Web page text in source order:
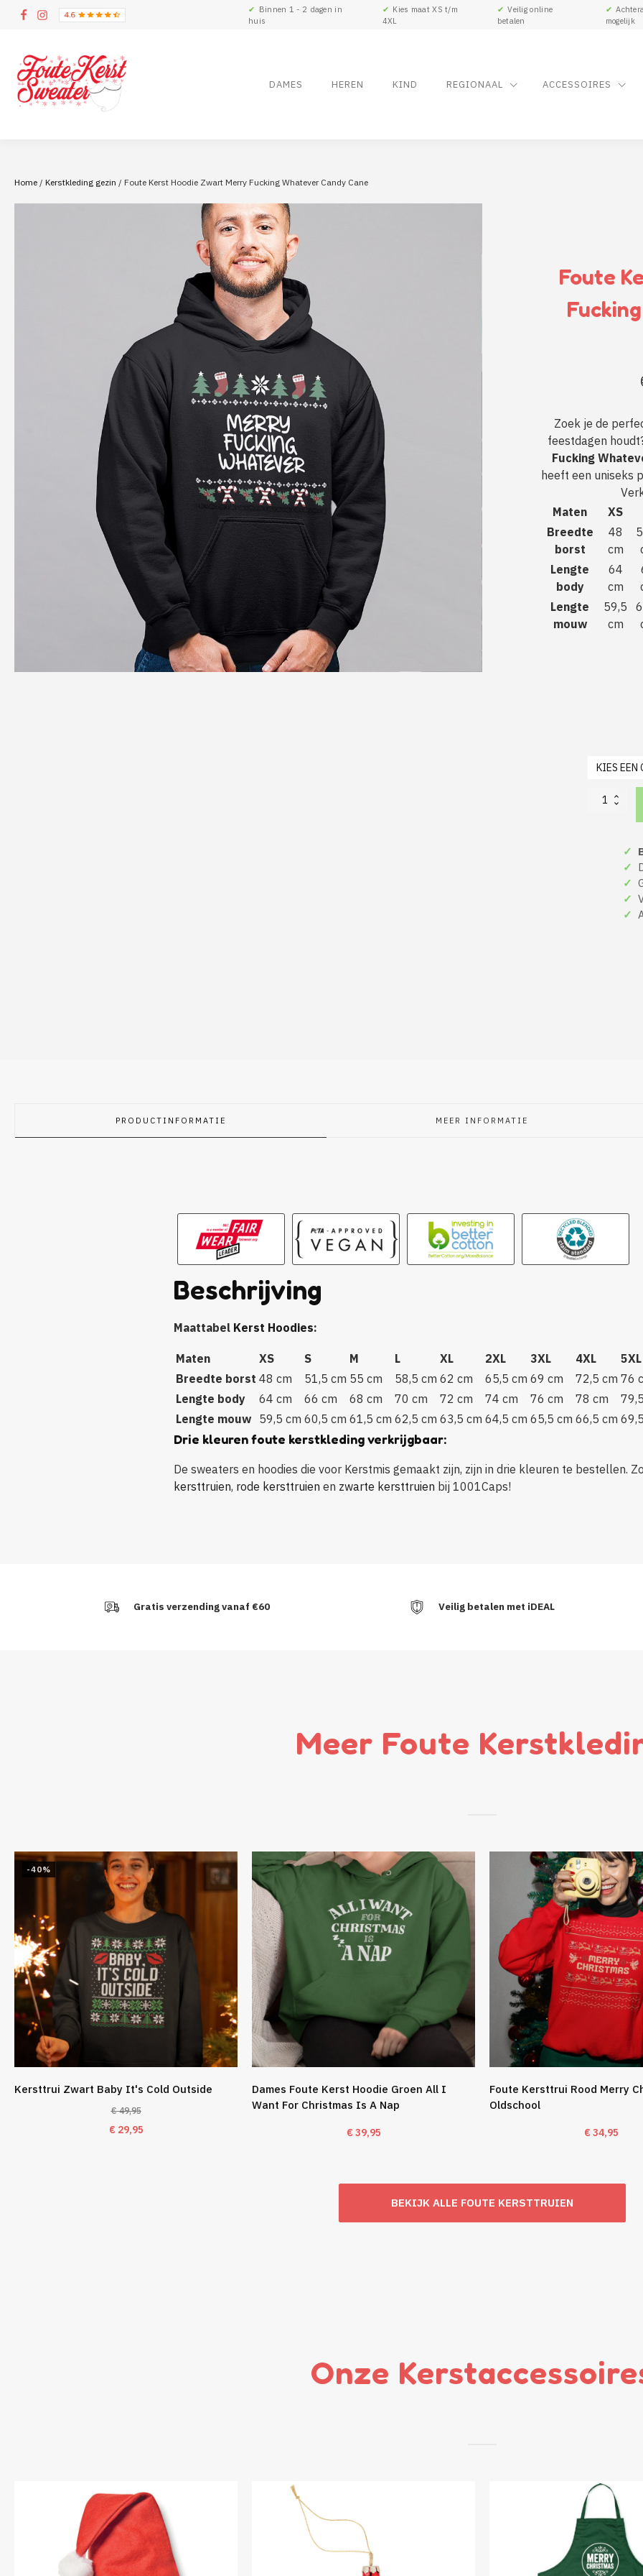
✔
Binnen 1 - 2 dagen in
huis
✔
Kies maat XS t/m
4XL
✔ Veilig online
betalen
✔
mogelijk
DAMES HEREN KIND REGIONAAL ACCESSOIRES
Home / Kerstkleding gezin / Foute Kerst Hoodie Zwart Merry Fucking Whatever Candy Cane
Foute
Zoek je de
feestdagen
Fucking
heeft een uniseks
Maten
XS
Breedte
borst
48
cm
Lengte
body
64
cm
Lengte
mouw
59,5
cm
Foute
✓
✓
✓
✓
✓
PRODUCTINFORMATIE MEER INFORMATIE
Beschrijving
Maattabel Kerst Hoodies:
Maten XS S M L XL 2XL 3XL 4XL
5XL
Breedte borst 48 cm 51,5 cm 55 cm 58,5 cm 62 cm 65,5 cm 69 cm 72,5 cm 76
Lengte body
64 cm 66 cm 68 cm 70 cm 72 cm 74 cm 76 cm 78 cm
Lengte mouw 59,5 cm 60,5 cm 61,5 cm 62,5 cm 63,5 cm 64,5 cm 65,5 cm 66,5 cm
Drie kleuren foute kerstkleding verkrijgbaar:
De sweaters en hoodies die voor Kerstmis gemaakt zijn, zijn in drie kleuren te bestellen.
kersttruien, rode kersttruien en zwarte kersttruien bij 1001Caps!
Gratis verzending vanaf €60 Veilig betalen met iDEAL
Meer Foute
-40%
Kersttrui Zwart Baby It's Cold Outside
€49,95
Oorspronkelijke
€29,95Huidige
Dames Foute Kerst Hoodie Groen All I
Want For Christmas Is A Nap
€39,95
Foute Kersttrui Rood Merry
Oldschool
€34,95
BEKIJK ALLE FOUTE KERSTTRUIEN
Onze